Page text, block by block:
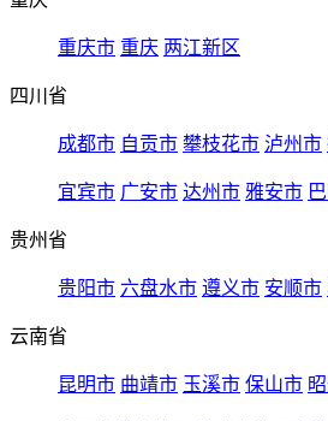
重庆市 重庆 两江新区
四川省
成都市 自贡市 攀枝花市 泸州市
宜宾市 广安市 达州市 雅安市
贵州省
贵阳市 六盘水市 遵义市 安顺市
云南省
昆明市 曲靖市 玉溪市 保山市